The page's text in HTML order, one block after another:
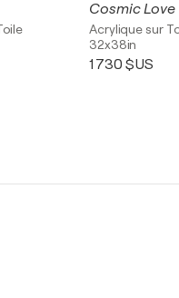
Cosmic Love
Acrylique sur
32x38in
1 730 $US